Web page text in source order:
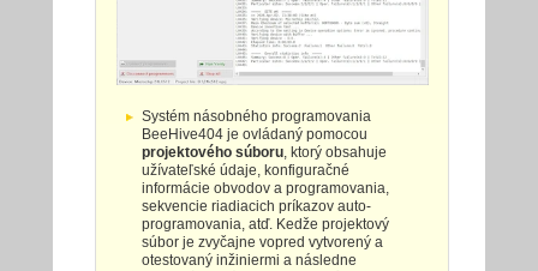
Systém násobného programovania
BeeHive404 je ovládaný pomocou
projektového súboru, ktorý obsahuje
užívateľské údaje, konfiguračné
informácie obvodov a programovania,
sekvencie riadiacich príkazov auto-
programovania, atď. Kedže projektový
súbor je zvyčajne vopred vytvorený a
otestovaný inžiniermi a následne